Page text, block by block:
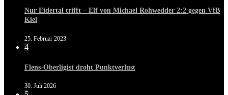
Nur Eidertal trifft – Elf von Michael Rohwedder 2:2 gegen VfB
Kiel
25. Februar 2023
4
Flens-Oberligist droht Punktverlust
30. Juli 2026